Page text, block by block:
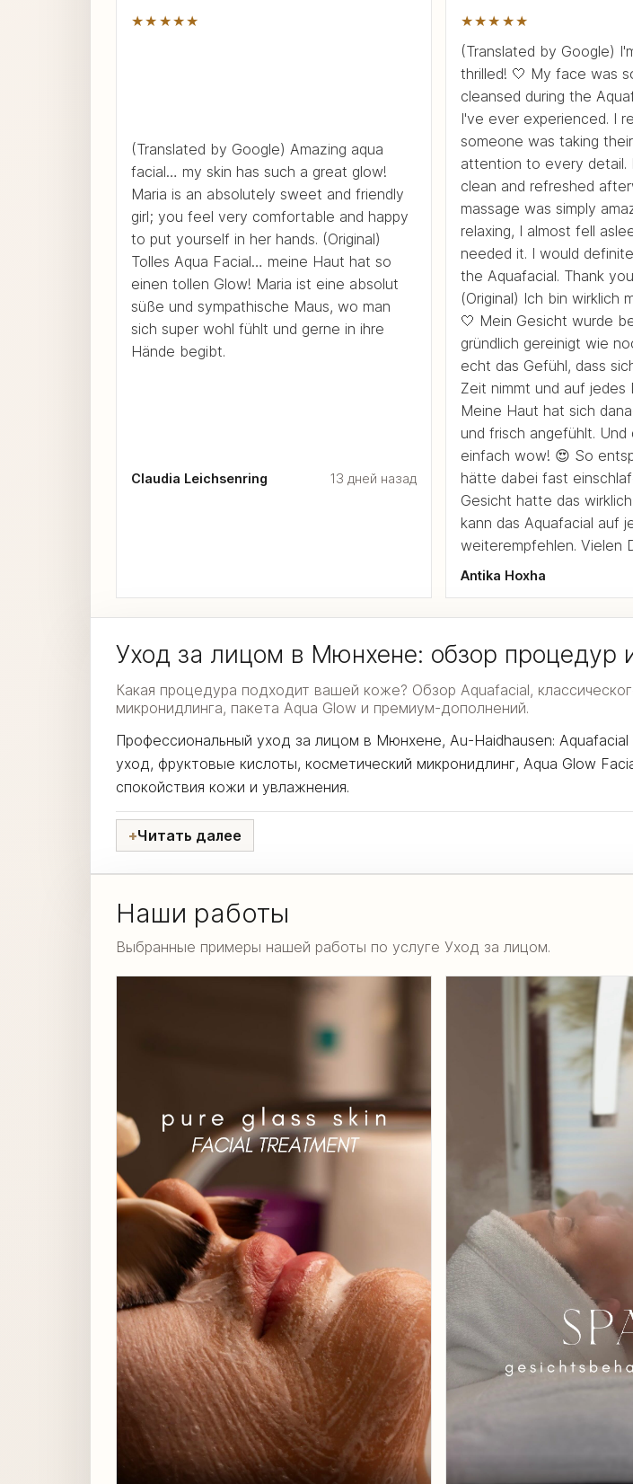
★★★★★
(Translated by Google) Amazing aqua
facial… my skin has such a great glow!
Maria is an absolutely sweet and friendly
girl; you feel very comfortable and happy
to put yourself in her hands. (Original)
Tolles Aqua Facial… meine Haut hat so
einen tollen Glow! Maria ist eine absolut
süße und sympathische Maus, wo man
sich super wohl fühlt und gerne in ihre
Hände begibt.
Claudia Leichsenring 13 дней назад
★★★★★
(Translated by Google)
thrilled! 🤍 My face was
cleansed during the
I've ever experienced. I
someone was taking
attention to every detail.
clean and refreshed
massage was simply
relaxing, I almost fell
needed it. I would
the Aquafacial. Thank
(Original) Ich bin wirklich
🤍 Mein Gesicht wurde
gründlich gereinigt wie
echt das Gefühl, dass
Zeit nimmt und auf jedes
Meine Haut hat sich
und frisch angefühlt. Und
einfach wow! 😍 So
hätte dabei fast
Gesicht hatte das
kann das Aquafacial auf
weiterempfehlen. Vielen
Antika Hoxha
Уход за лицом в Мюнхене: обзор процедур
Какая процедура подходит вашей коже? Обзор Aquafacial,
микронидлинга, пакета Aqua Glow и премиум-дополнений.
Профессиональный уход за лицом в Мюнхене, Au-Haidhausen:
уход, фруктовые кислоты, косметический микронидлинг, Aqua Glow
спокойствия кожи и увлажнения.
Читать далее
Наши работы
Выбранные примеры нашей работы по услуге Уход за лицом.